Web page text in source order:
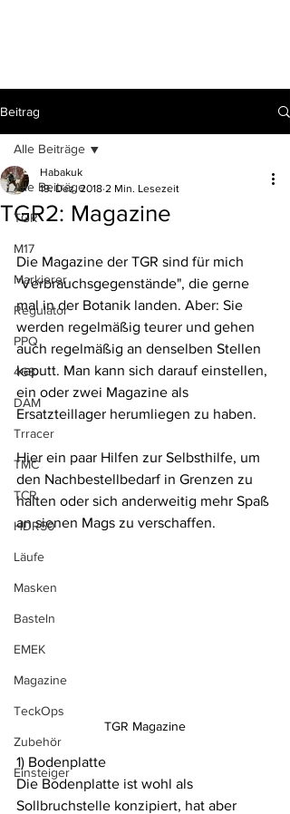
Beitrag
Alle Beiträge
TGR
M17
Markierer
Regulator
PPQ
468
DAM
Trracer
TMC
TCR
HDR50
Läufe
Masken
Basteln
EMEK
Magazine
TeckOps
Zubehör
Einsteiger
Alle Beiträge
TGR2: Magazine
Habakuk
19. Dez. 2018 2 Min. Lesezeit
Die Magazine der TGR sind für mich
"Verbrauchsgegenstände", die gerne
mal in der Botanik landen. Aber: Sie
werden regelmäßig teurer und gehen
auch regelmäßig an denselben Stellen
kaputt. Man kann sich darauf einstellen,
ein oder zwei Magazine als
Ersatzteillager herumliegen zu haben.
Hier ein paar Hilfen zur Selbsthilfe, um
den Nachbestellbedarf in Grenzen zu
halten oder sich anderweitig mehr Spaß
an sienen Mags zu verschaffen.
TGR Magazine
1) Bodenplatte
Die Bodenplatte ist wohl als
Sollbruchstelle konzipiert, hat aber